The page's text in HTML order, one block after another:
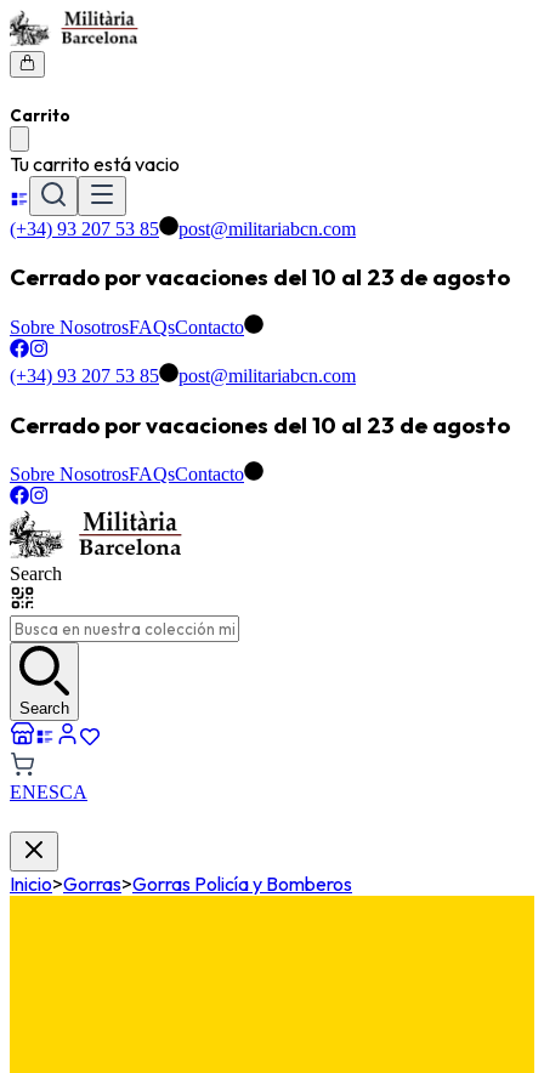
Carrito
Tu carrito está vacio
(+34) 93 207 53 85 post@militariabcn.com
Cerrado por vacaciones del 10 al 23 de agosto
Sobre NosotrosFAQsContacto
(+34) 93 207 53 85 post@militariabcn.com
Cerrado por vacaciones del 10 al 23 de agosto
Sobre NosotrosFAQsContacto
Search
Search
ENESCA
Inicio>Gorras>Gorras Policía y Bomberos